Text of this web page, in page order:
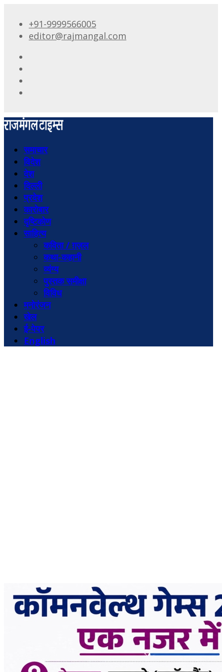
+91-9999566005
editor@rajmangal.com
समाचार
विदेश
देश
दिल्ली
प्रदेश
कारोबार
दृष्टिकोण
साहित्य
कविता / ग़ज़ल
कथा-कहानी
व्यंग्य
पुस्तक समीक्षा
विविध
मनोरंजन
खेल
ई-पेपर
English